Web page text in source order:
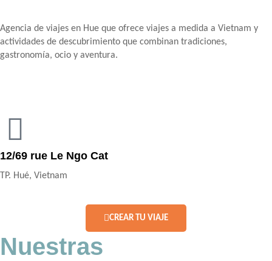
Agencia de viajes en Hue que ofrece viajes a medida a Vietnam y
actividades de descubrimiento que combinan tradiciones,
gastronomía, ocio y aventura.
12/69 rue Le Ngo Cat
TP. Hué, Vietnam
CREAR TU VIAJE
Nuestras